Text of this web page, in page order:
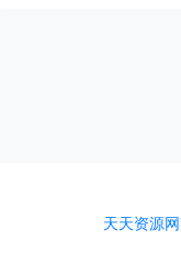
天天资源网